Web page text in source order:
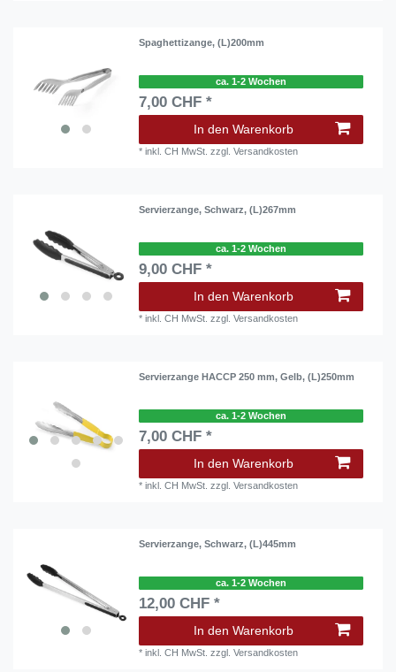
Spaghettizange, (L)200mm
ca. 1-2 Wochen
7,00 CHF *
In den Warenkorb
*inkl. CH MwSt. zzgl.Versandkosten
Servierzange, Schwarz, (L)267mm
ca. 1-2 Wochen
9,00 CHF *
In den Warenkorb
*inkl. CH MwSt. zzgl.Versandkosten
Servierzange HACCP 250 mm, Gelb, (L)250mm
ca. 1-2 Wochen
7,00 CHF *
In den Warenkorb
*inkl. CH MwSt. zzgl.Versandkosten
Servierzange, Schwarz, (L)445mm
ca. 1-2 Wochen
12,00 CHF *
In den Warenkorb
*inkl. CH MwSt. zzgl.Versandkosten